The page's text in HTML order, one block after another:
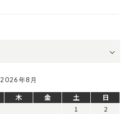
2026年8月
木 金 土
日
1
2